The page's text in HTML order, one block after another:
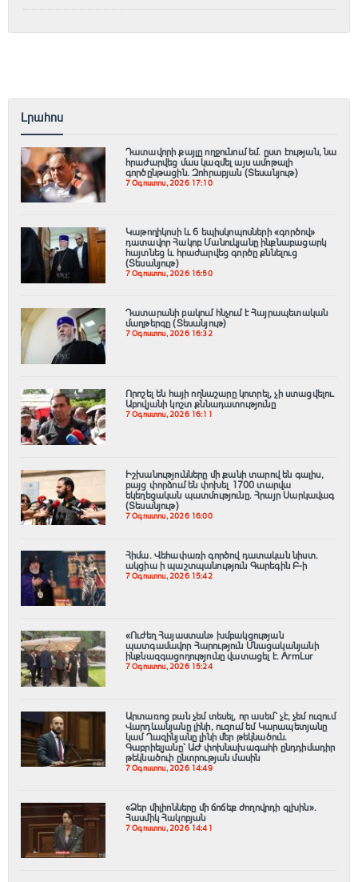
Լրահոս
Դատավորի քայլը ողջունում եմ. ըստ էության, նա
հրաժարվեց մաս կազմել այս ամոթալի
գործընթացին․ Զոհրաբյան (Տեսանյութ)
7 Օգոստոս, 2026 17:10
️Կաթողիկոսի և 6 եպիսկոպոսների «գործով»
դատավոր Հակոբ Մանուկյանը ինքնաբացարկ
հայտնեց և հրաժարվեց գործը քննելուց
(Տեսանյութ)
7 Օգոստոս, 2026 16:50
Դատարանի բակում հնչում է Հայրապետական
մաղթերգը (Տեսանյութ)
7 Օգոստոս, 2026 16:32
Որոշել են հայի ողնաշարը կոտրել, չի ստացվելու․
Աբովյանի կոշտ քննադատությունը
7 Օգոստոս, 2026 16:11
Իշխանությունները մի քանի տարով են գալիս,
բայց փորձում են փոխել 1700 տարվա
եկեղեցական պատմությունը. Հրայր Սարկավագ
(Տեսանյութ)
7 Օգոստոս, 2026 16:00
Հիմա. Վեհափառի գործով դատական նիստ.
ակցիա ի պաշտպանություն Գարեգին Բ-ի
7 Օգոստոս, 2026 15:42
«Ուժեղ Հայաստան» խմբակցության
պատգամավոր Հարություն Մնացականյանի
ինքնազգացողությունը վատացել է․ ArmLur
7 Օգոստոս, 2026 15:24
Արտառոց բան չեմ տեսել, որ ասեմ՝ չէ, չեմ ուզում
Վարդևանյանը լինի, ուզում եմ Կարապետյանը
կամ Ղազինյանը լինի մեր թեկնածուն.
Գաբրիելյանը՝ ԱԺ փոխնախագահի ընդդիմադիր
թեկնածուի ընտրության մասին
7 Օգոստոս, 2026 14:49
«Ձեր միլիոնները մի ճոճեք ժողովրդի գլխին».
Հասմիկ Հակոբյան
7 Օգոստոս, 2026 14:41